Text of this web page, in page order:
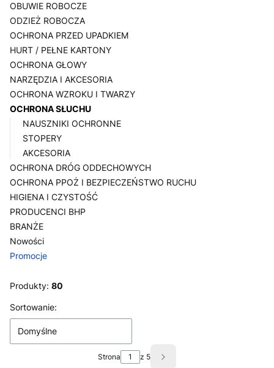
OBUWIE ROBOCZE
ODZIEŻ ROBOCZA
OCHRONA PRZED UPADKIEM
HURT / PEŁNE KARTONY
OCHRONA GŁOWY
NARZĘDZIA I AKCESORIA
OCHRONA WZROKU I TWARZY
OCHRONA SŁUCHU
NAUSZNIKI OCHRONNE
STOPERY
AKCESORIA
OCHRONA DRÓG ODDECHOWYCH
OCHRONA PPOŻ I BEZPIECZEŃSTWO RUCHU
HIGIENA I CZYSTOŚĆ
PRODUCENCI BHP
BRANŻE
Nowości
Promocje
Produkty: 80
Lista produktów
Sortowanie:
Domyślne
Strona z 5 Następne produkty